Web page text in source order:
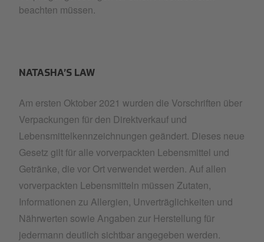
beachten müssen.
NATASHA’S LAW
Am ersten Oktober 2021 wurden die Vorschriften über
Verpackungen für den Direktverkauf und
Lebensmittelkennzeichnungen geändert. Dieses neue
Gesetz gilt für alle vorverpackten Lebensmittel und
Getränke, die vor Ort verwendet werden. Auf allen
vorverpackten Lebensmitteln müssen Zutaten,
Informationen zu Allergien, Unverträglichkeiten und
Nährwerten sowie Angaben zur Herstellung für
jedermann deutlich sichtbar angegeben werden.